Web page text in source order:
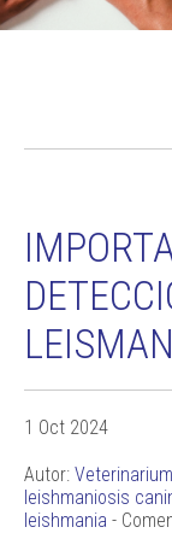
1 Oct 2024
Autor: Veterinarium
leishmaniosis
leishmania -